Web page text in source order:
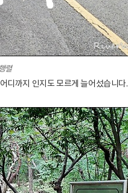
렬
디까지 인지도 모르게 늘어섰습니다.